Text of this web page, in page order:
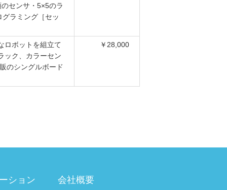
センサ・5×5のラ
ラミング［セッ
ロボットを組立て
ック、カラーセン
のシングルボード
￥28,000
ション 会社概要